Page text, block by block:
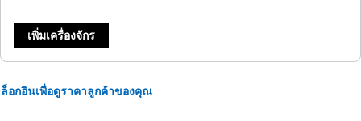
เพิ่มเครื่องจักร
ล็อกอินเพื่อดูราคาลูกค้าของคุณ